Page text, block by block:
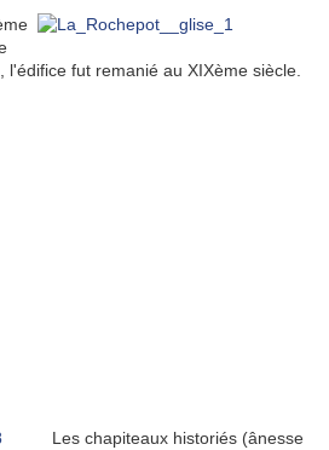
fut remanié au XIXème siècle.
Les chapiteaux historiés (ânesse